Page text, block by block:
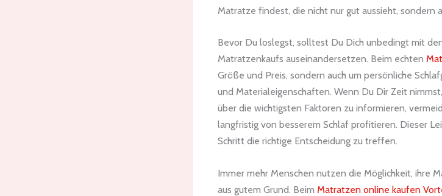
Matratze findest, die nicht nur gut aussieht, sondern
Bevor Du loslegst, solltest Du Dich unbedingt mit
Matratzenkaufs auseinandersetzen. Beim echten
Größe und Preis, sondern auch um persönliche
und Materialeigenschaften. Wenn Du Dir Zeit
über die wichtigsten Faktoren zu informieren,
langfristig von besserem Schlaf profitieren. Dieser
Schritt die richtige Entscheidung zu treffen.
Immer mehr Menschen nutzen die Möglichkeit, ihre
aus gutem Grund. Beim Matratzen online kaufen